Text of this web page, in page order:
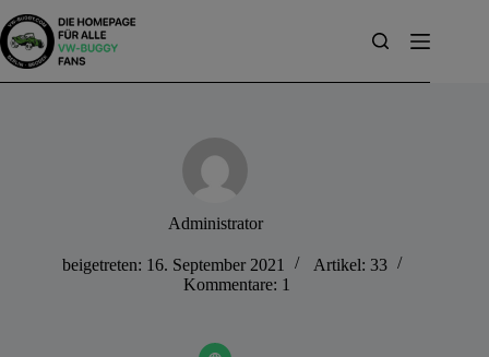
Inhalt
springen
Administrator
beigetreten: 16. September 2021
Artikel: 33
Kommentare: 1